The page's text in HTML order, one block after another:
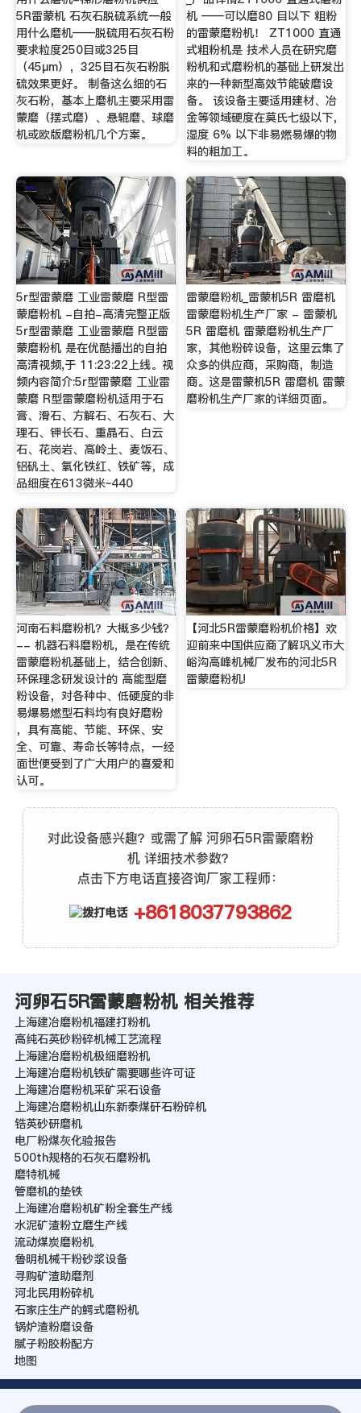
5R雷蒙机 石灰石脱硫系统一般
用什么磨机——脱硫用石灰石粉
要求粒度250目或325目
（45μm），325目石灰石粉脱
硫效果更好。 制备这么细的石
灰石粉，基本上磨机主要采用雷
蒙磨（摆式磨）、悬辊磨、球磨
机或欧版磨粉机几个方案。
机 ——可以磨80 目以下 粗粉
的雷蒙磨粉机！ ZT1000 直通
式粗粉机是 技术人员在研究磨
粉机和式磨粉机的基础上研发出
来的一种新型高效节能破磨设
备。 该设备主要适用建材、冶
金等领域硬度在莫氏七级以下，
湿度 6% 以下非易燃易爆的物
料的粗加工。
5r型雷蒙磨 工业雷蒙磨 R型雷
蒙磨粉机 -自拍-高清完整正版
5r型雷蒙磨 工业雷蒙磨 R型雷
蒙磨粉机 是在优酷播出的自拍
高清视频,于 11:23:22上线。视
频内容简介:5r型雷蒙磨 工业雷
蒙磨 R型雷蒙磨粉机适用于石
膏、滑石、方解石、石灰石、大
理石、钾长石、重晶石、白云
石、花岗岩、高岭土、麦饭石、
铝矾土、氧化铁红、铁矿等，成
品细度在613微米~440
雷蒙磨粉机_雷蒙机5R 雷磨机
雷蒙磨粉机生产厂家 - 雷蒙机
5R 雷磨机 雷蒙磨粉机生产厂
家，其他粉碎设备，这里云集了
众多的供应商，采购商，制造
商。这是雷蒙机5R 雷磨机 雷蒙
磨粉机生产厂家的详细页面。
河南石料磨粉机？大概多少钱？
-- 机器石料磨粉机，是在传统
雷蒙磨粉机基础上，结合创新、
环保理念研发设计的 高能型磨
粉设备，对各种中、低硬度的非
易爆易燃型石料均有良好磨粉
，具有高能、节能、环保、安
全、可靠、寿命长等特点，一经
面世便受到了广大用户的喜爱和
认可。
【河北5R雷蒙磨粉机价格】欢
迎前来中国供应商了解巩义市大
峪沟高峰机械厂发布的河北5R
雷蒙磨粉机!
对此设备感兴趣？或需了解 河卵石5R雷蒙磨粉
机 详细技术参数？
点击下方电话直接咨询厂家工程师：
+8618037793862
河卵石5R雷蒙磨粉机 相关推荐
上海建冶磨粉机福建打粉机
高纯石英砂粉碎机械工艺流程
上海建冶磨粉机极细磨粉机
上海建冶磨粉机铁矿需要哪些许可证
上海建冶磨粉机采矿采石设备
上海建冶磨粉机山东新泰煤矸石粉碎机
锆英砂研磨机
电厂粉煤灰化验报告
500th规格的石灰石磨粉机
磨特机械
管磨机的垫铁
上海建冶磨粉机矿粉全套生产线
水泥矿渣粉立磨生产线
流动煤炭磨粉机
鲁明机械干粉砂浆设备
寻购矿渣助磨剂
河北民用粉碎机
石家庄生产的鳄式磨粉机
锅炉渣粉磨设备
腻子粉胶粉配方
地图